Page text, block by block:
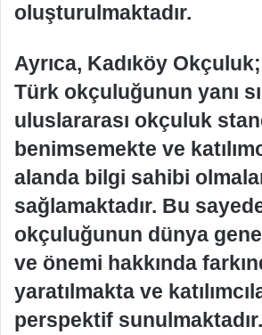
oluşturulmaktadır.
Ayrıca, Kadıköy
Türk okçuluğunun yanı
uluslararası okçuluk
benimsemekte ve
alanda bilgi sahibi
sağlamaktadır. Bu
okçuluğunun dünya
ve önemi hakkında
yaratılmakta ve
perspektif sunulmaktadır.